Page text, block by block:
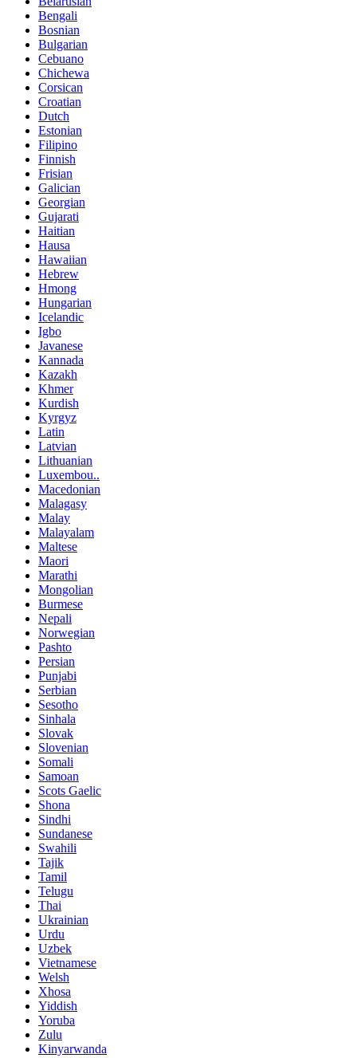
Bengali
Bosnian
Bulgarian
Cebuano
Chichewa
Corsican
Croatian
Dutch
Estonian
Filipino
Finnish
Frisian
Galician
Georgian
Gujarati
Haitian
Hausa
Hawaiian
Hebrew
Hmong
Hungarian
Icelandic
Igbo
Javanese
Kannada
Kazakh
Khmer
Kurdish
Kyrgyz
Latin
Latvian
Lithuanian
Luxembou..
Macedonian
Malagasy
Malay
Malayalam
Maltese
Maori
Marathi
Mongolian
Burmese
Nepali
Norwegian
Pashto
Persian
Punjabi
Serbian
Sesotho
Sinhala
Slovak
Slovenian
Somali
Samoan
Scots Gaelic
Shona
Sindhi
Sundanese
Swahili
Tajik
Tamil
Telugu
Thai
Ukrainian
Urdu
Uzbek
Vietnamese
Welsh
Xhosa
Yiddish
Yoruba
Zulu
Kinyarwanda